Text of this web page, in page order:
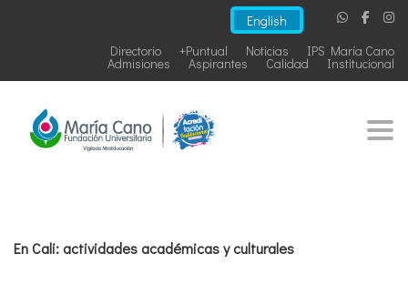
English
IPS María Cano
Noticias
+Puntual
Directorio
Institucional
Calidad
Aspirantes
Admisiones
En Cali: actividades académicas y culturales